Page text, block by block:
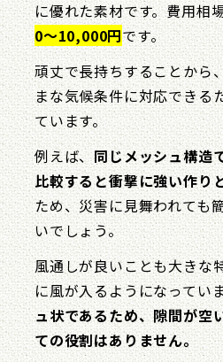
に優れた素材です。費用相
0〜10,000円です。
頑丈で長持ちすることから
まな気候条件に対応できる
ています。
例えば、同じメッシュ構造
比較すると衝撃に強い作り
ため、災害に見舞われても
いでしょう。
風通しが良いことも大きな
に風が入るようになってい
ュ状であるため、隙間が空
ての役割はありません。